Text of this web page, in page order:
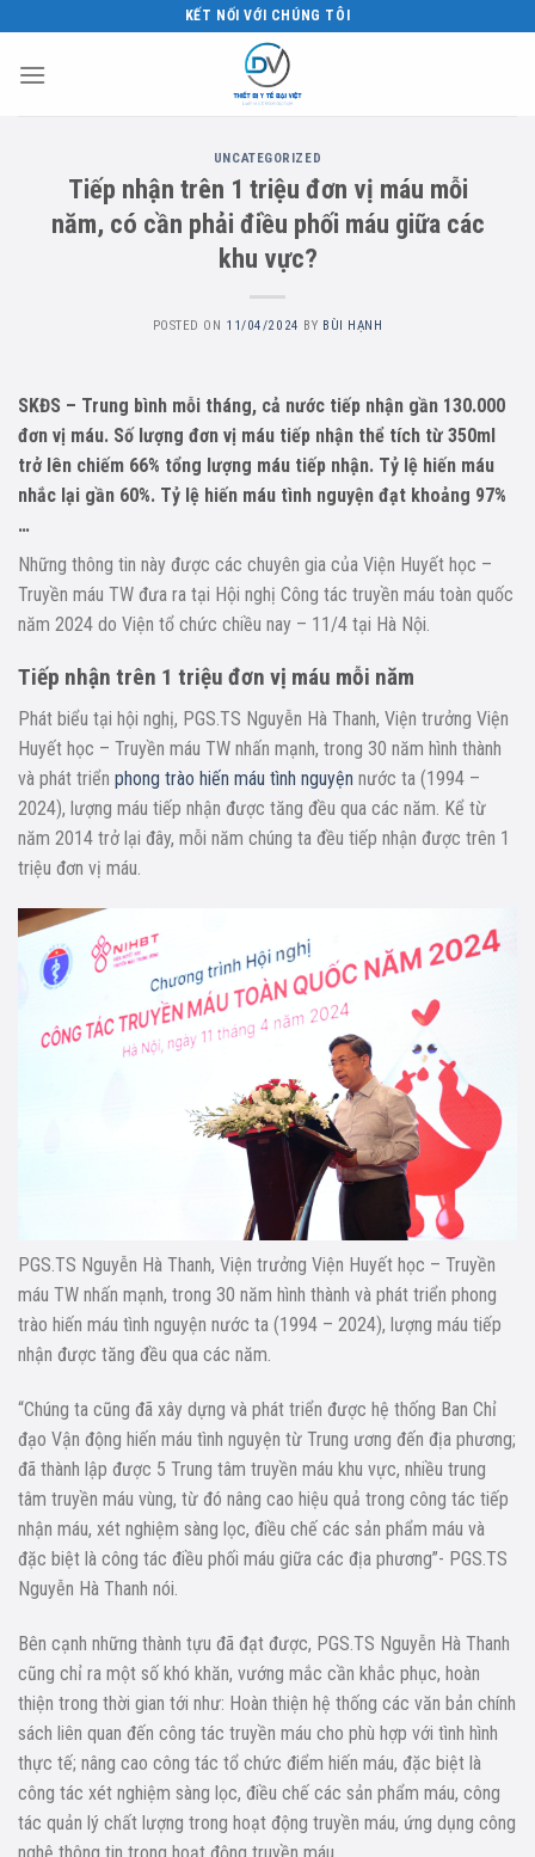
content
KẾT NỐI VỚI CHÚNG TÔI
UNCATEGORIZED
Tiếp nhận trên 1 triệu đơn vị máu mỗi
năm, có cần phải điều phối máu giữa các
khu vực?
POSTED ON 11/04/2024 BY BÙI HẠNH
SKĐS – Trung bình mỗi tháng, cả nước tiếp nhận gần 130.000
đơn vị máu. Số lượng đơn vị máu tiếp nhận thể tích từ 350ml
trở lên chiếm 66% tổng lượng máu tiếp nhận. Tỷ lệ hiến máu
nhắc lại gần 60%. Tỷ lệ hiến máu tình nguyện đạt khoảng 97%
…
Những thông tin này được các chuyên gia của Viện Huyết học –
Truyền máu TW đưa ra tại Hội nghị Công tác truyền máu toàn quốc
năm 2024 do Viện tổ chức chiều nay – 11/4 tại Hà Nội.
Tiếp nhận trên 1 triệu đơn vị máu mỗi năm
Phát biểu tại hội nghị, PGS.TS Nguyễn Hà Thanh, Viện trưởng Viện
Huyết học – Truyền máu TW nhấn mạnh, trong 30 năm hình thành
và phát triển phong trào hiến máu tình nguyện nước ta (1994 –
2024), lượng máu tiếp nhận được tăng đều qua các năm. Kể từ
năm 2014 trở lại đây, mỗi năm chúng ta đều tiếp nhận được trên 1
triệu đơn vị máu.
PGS.TS Nguyễn Hà Thanh, Viện trưởng Viện Huyết học – Truyền
máu TW nhấn mạnh, trong 30 năm hình thành và phát triển phong
trào hiến máu tình nguyện nước ta (1994 – 2024), lượng máu tiếp
nhận được tăng đều qua các năm.
“Chúng ta cũng đã xây dựng và phát triển được hệ thống Ban Chỉ
đạo Vận động hiến máu tình nguyện từ Trung ương đến địa phương;
đã thành lập được 5 Trung tâm truyền máu khu vực, nhiều trung
tâm truyền máu vùng, từ đó nâng cao hiệu quả trong công tác tiếp
nhận máu, xét nghiệm sàng lọc, điều chế các sản phẩm máu và
đặc biệt là công tác điều phối máu giữa các địa phương”- PGS.TS
Nguyễn Hà Thanh nói.
Bên cạnh những thành tựu đã đạt được, PGS.TS Nguyễn Hà Thanh
cũng chỉ ra một số khó khăn, vướng mắc cần khắc phục, hoàn
thiện trong thời gian tới như: Hoàn thiện hệ thống các văn bản chính
sách liên quan đến công tác truyền máu cho phù hợp với tình hình
thực tế; nâng cao công tác tổ chức điểm hiến máu, đặc biệt là
công tác xét nghiệm sàng lọc, điều chế các sản phẩm máu, công
tác quản lý chất lượng trong hoạt động truyền máu, ứng dụng công